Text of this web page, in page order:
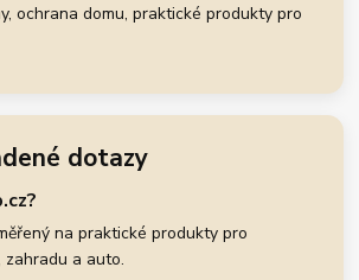
ochrana domu, praktické produkty pro
dotazy
na praktické produkty pro
zahradu a auto.